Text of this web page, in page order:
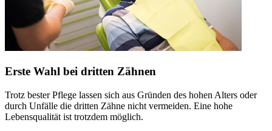
Erste Wahl bei dritten Zähnen
Trotz bester Pflege lassen sich aus Gründen des hohen Alters oder
durch Unfälle die dritten Zähne nicht vermeiden. Eine hohe
Lebensqualität ist trotzdem möglich.